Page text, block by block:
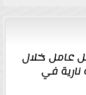
عامل خلال
في